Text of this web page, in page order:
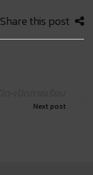
Share this post
Next post